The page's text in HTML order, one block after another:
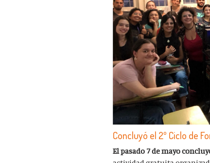
Concluyó el 2º Ciclo de
El pasado 7 de mayo